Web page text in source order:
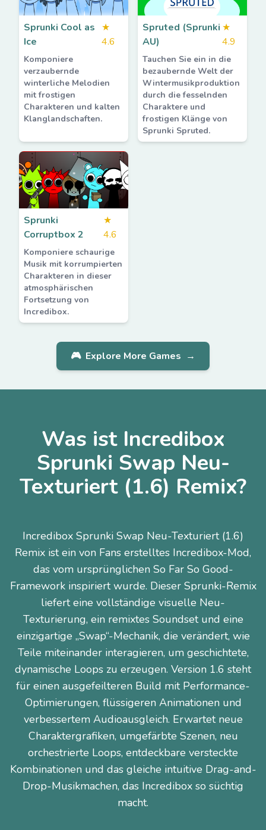
Sprunki Cool as
Ice
★
4.6
Komponiere
verzaubernde
winterliche Melodien
mit frostigen
Charakteren und kalten
Klanglandschaften.
Spruted (Sprunki
AU)
★
4.9
Tauchen Sie ein in die
bezaubernde Welt der
Wintermusikproduktion
durch die fesselnden
Charaktere und
frostigen Klänge von
Sprunki Spruted.
Sprunki
Corruptbox 2
★
4.6
Komponiere schaurige
Musik mit korrumpierten
Charakteren in dieser
atmosphärischen
Fortsetzung von
Incredibox.
🎮 Explore More Games →
Was ist Incredibox
Sprunki Swap Neu-
Texturiert (1.6) Remix?
Incredibox Sprunki Swap Neu-Texturiert (1.6)
Remix ist ein von Fans erstelltes Incredibox-Mod,
das vom ursprünglichen So Far So Good-
Framework inspiriert wurde. Dieser Sprunki-Remix
liefert eine vollständige visuelle Neu-
Texturierung, ein remixtes Soundset und eine
einzigartige „Swap“-Mechanik, die verändert, wie
Teile miteinander interagieren, um geschichtete,
dynamische Loops zu erzeugen. Version 1.6 steht
für einen ausgefeilteren Build mit Performance-
Optimierungen, flüssigeren Animationen und
verbessertem Audioausgleich. Erwartet neue
Charaktergrafiken, umgefärbte Szenen, neu
orchestrierte Loops, entdeckbare versteckte
Kombinationen und das gleiche intuitive Drag-and-
Drop-Musikmachen, das Incredibox so süchtig
macht.